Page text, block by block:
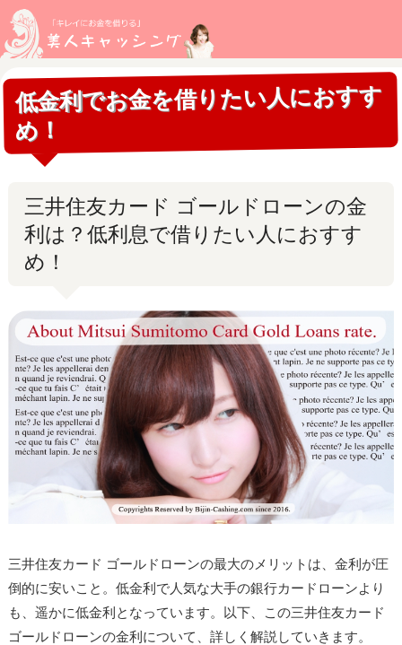
低金利でお金を借りたい人におすす
め！
三井住友カード ゴールドローンの金
利は？低利息で借りたい人におすす
め！
三井住友カード ゴールドローンの最大のメリットは、金利が圧
倒的に安いこと。低金利で人気な大手の銀行カードローンより
も、遥かに低金利となっています。以下、この三井住友カード
ゴールドローンの金利について、詳しく解説していきます。